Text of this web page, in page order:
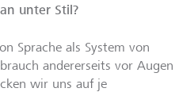
unter Stil?
Sprache als System von
andererseits vor Augen
wir uns auf je